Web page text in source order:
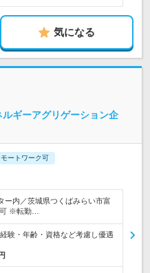
気になる
ルギーアグリゲーション企
モートワーク可
ー内／茨城県つくばみらい市富
※転勤…
験・年齢・資格など考慮し優遇